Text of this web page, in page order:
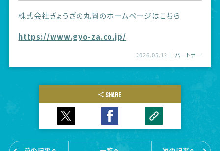
株式会社ぎょうざの丸岡のホームページはこちら
https://www.gyo-za.co.jp/
2026.05.12 パートナー
SHARE